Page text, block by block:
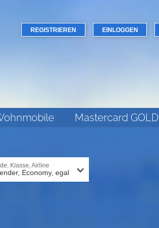
REGISTRIEREN EINLOGGEN
Mastercard GOLD
Economy, egal
Klasse, Airline